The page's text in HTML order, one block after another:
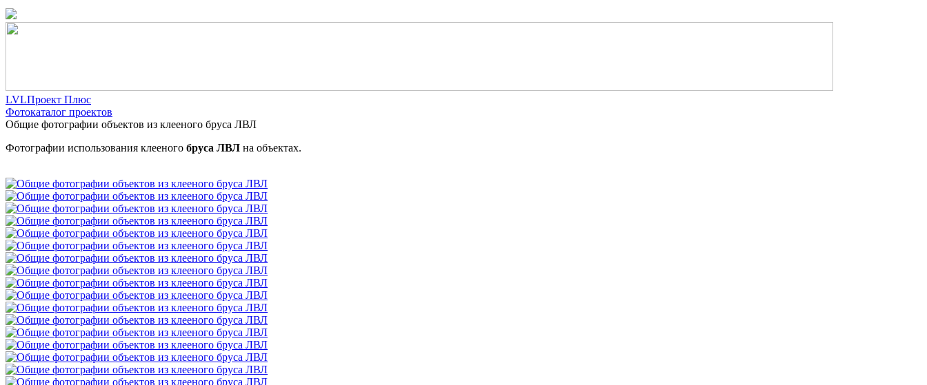
LVLПроект Плюс
Фотокаталог проектов
Общие фотографии объектов из клееного бруса ЛВЛ
Фотографии использования клееного бруса ЛВЛ на объектах.